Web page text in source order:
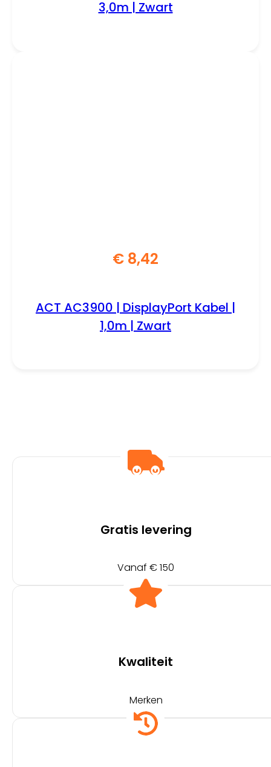
3,0m | Zwart
€ 8,42
ACT AC3900 | DisplayPort Kabel |
1,0m | Zwart
Gratis levering
Vanaf € 150
Kwaliteit
Merken